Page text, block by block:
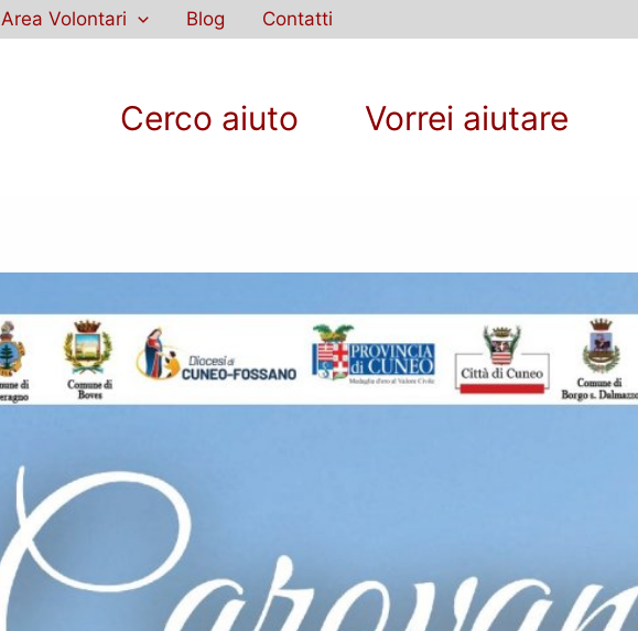
Area Volontari Blog Contatti
Cerco aiuto Vorrei aiutare